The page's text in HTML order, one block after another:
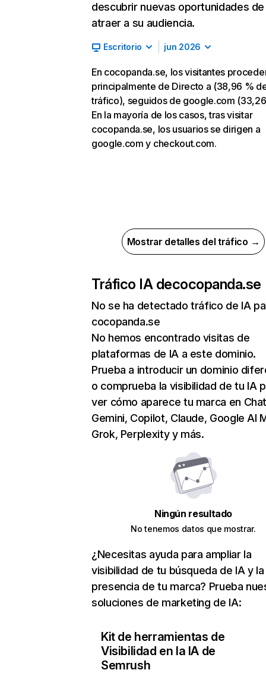
descubrir nuevas oportunidades de
atraer a su audiencia.
Escritorio jun 2026
En cocopanda.se, los visitantes
principalmente de Directo a (38,96 %
tráfico), seguidos de google.com
En la mayoría de los casos, tras visitar
cocopanda.se, los usuarios se dirigen a
google.com y checkout.com.
Mostrar detalles del tráfico →
Tráfico IA decocopanda.se
No se ha detectado tráfico de IA
cocopanda.se
No hemos encontrado visitas de
plataformas de IA a este dominio.
Prueba a introducir un dominio
o comprueba la visibilidad de tu IA
ver cómo aparece tu marca en
Gemini, Copilot, Claude, Google AI
Grok, Perplexity y más.
Ningún resultado
No tenemos datos que mostrar.
¿Necesitas ayuda para ampliar la
visibilidad de tu búsqueda de IA y la
presencia de tu marca? Prueba
soluciones de marketing de IA:
Kit de herramientas de
Visibilidad en la IA de
Semrush